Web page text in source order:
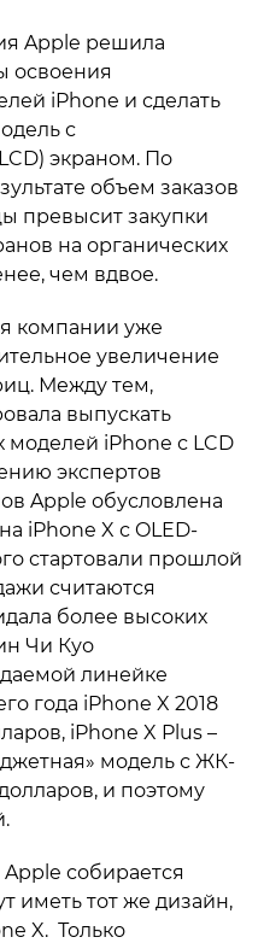
Apple решила
освоения
iPhone и сделать
с
экраном. По
объем заказов
превысит закупки
на органических
чем вдвое.
компании уже
увеличение
Между тем,
выпускать
моделей iPhone с LCD
экспертов
Apple обусловлена
iPhone X с OLED-
стартовали прошлой
считаются
более высоких
Чи Куо
линейке
года iPhone X 2018
iPhone X Plus –
модель с ЖК-
и поэтому
собирается
иметь тот же дизайн,
X. Только